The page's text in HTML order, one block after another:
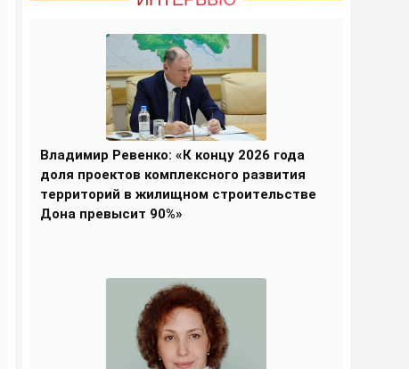
Владимир Ревенко: «К концу 2026 года
доля проектов комплексного развития
территорий в жилищном строительстве
Дона превысит 90%»